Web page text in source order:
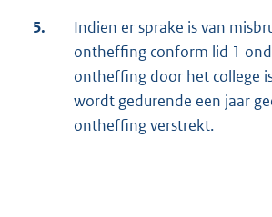
5.
Indien er sprake is van
ontheffing conform lid 1
ontheffing door het college
wordt gedurende een jaar
ontheffing verstrekt.